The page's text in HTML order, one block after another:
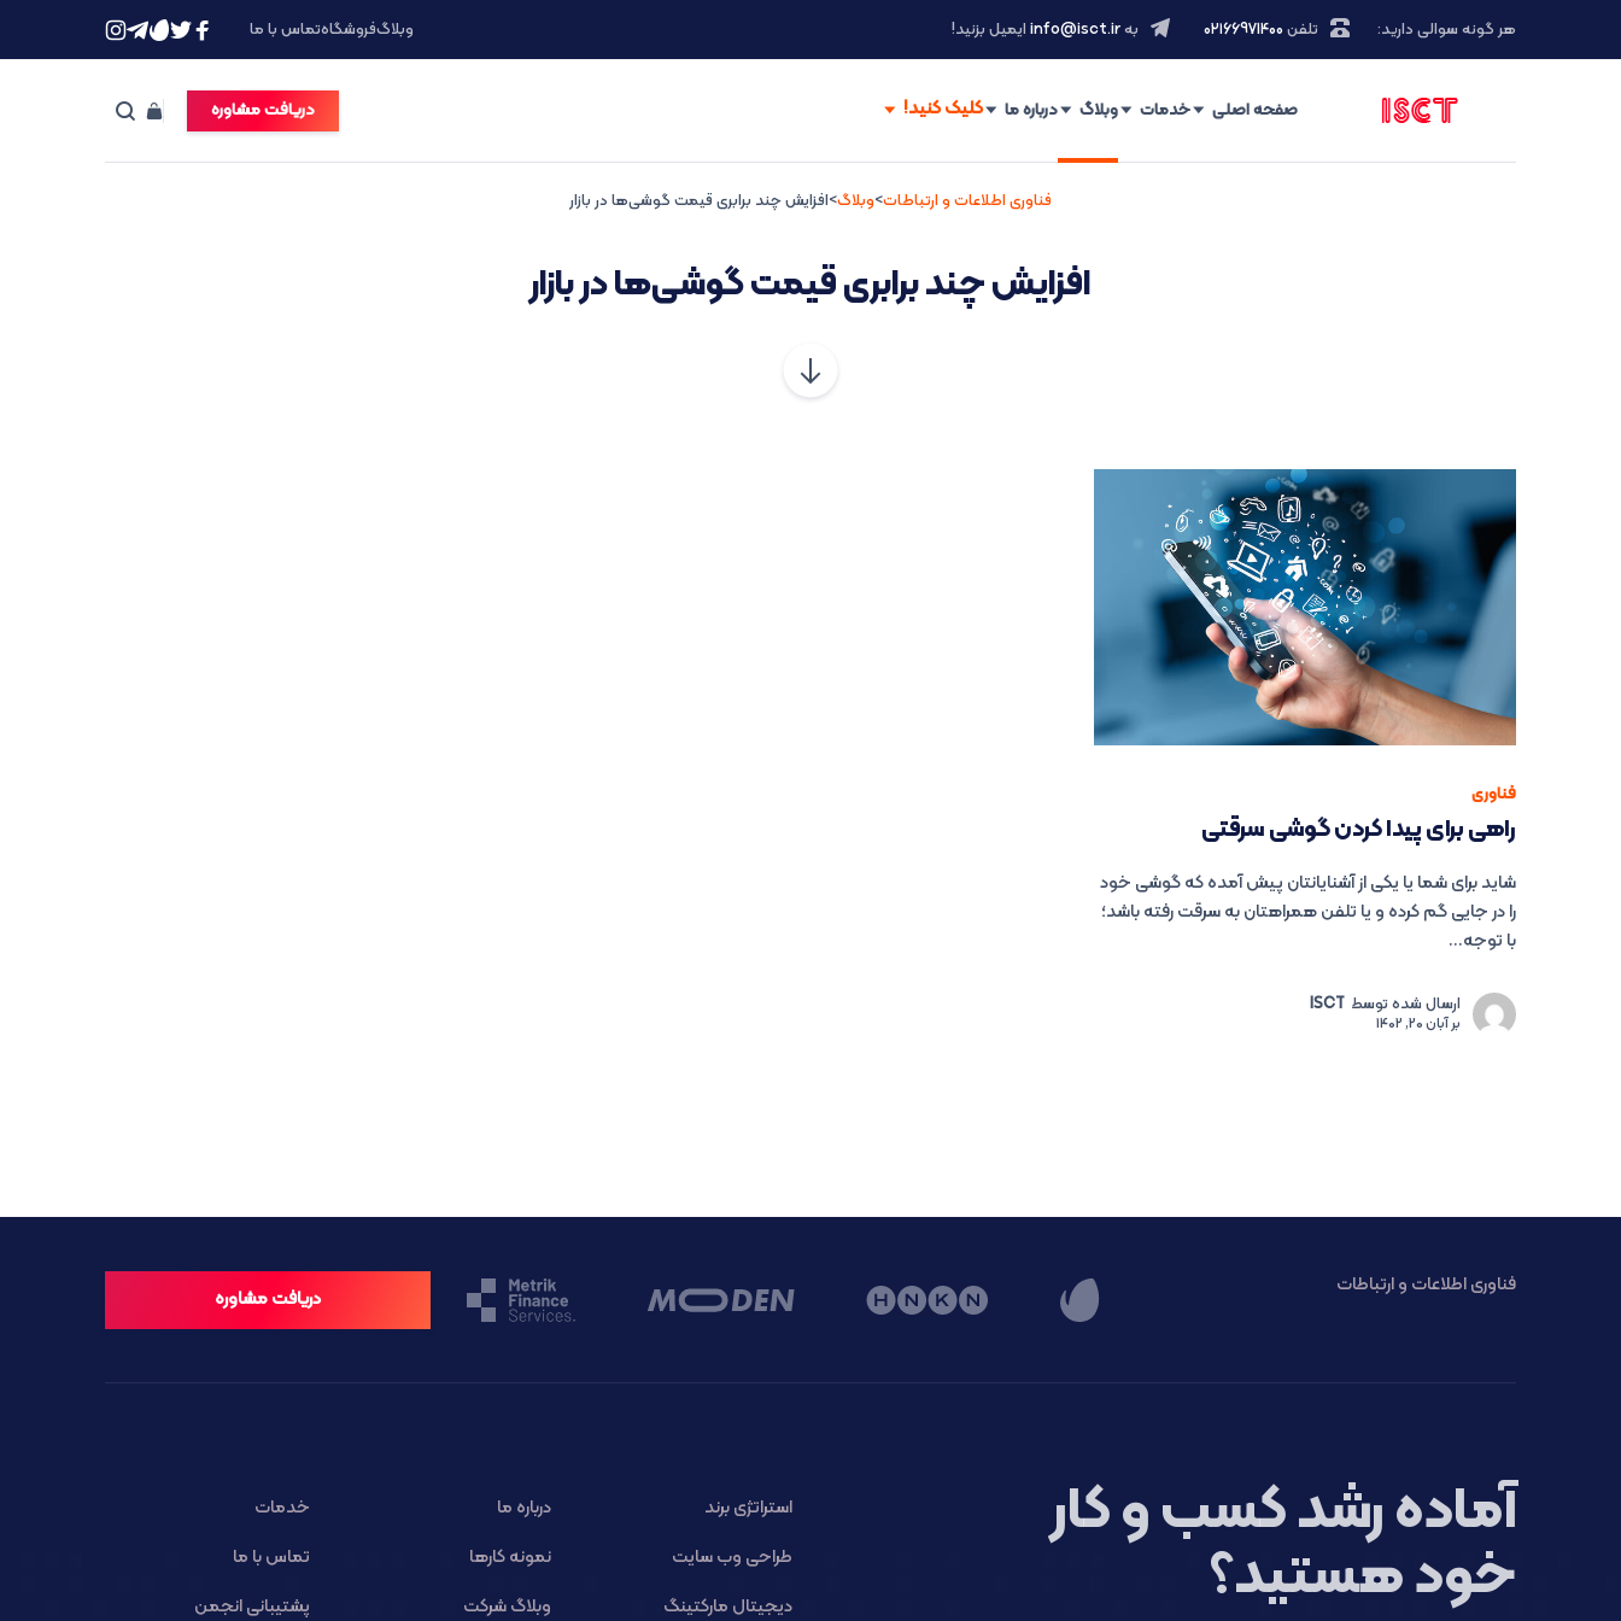
هر گونه سوالی دارید: تلفن ۰۲۱66971400 بهinfo@isct.ir ایمیل بزنید! وبلاگفروشگاهتماس با ما
صفحه اصلی خدمات وبلاگ درباره ما دریافت مشاوره
فناوری اطلاعات و ارتباطات>وبلاگ>افزایش چند برابری قیمت گوشی‌ها در بازار
افزایش چند برابری قیمت گوشی‌ها در بازار
فناوری
راهی برای پیدا کردن گوشی سرقتی
شاید برای شما یا یکی از آشنایانتان پیش آمده که گوشی خود
را در جایی گم کرده و یا تلفن همراهتان به سرقت رفته باشد؛
با توجه...
ارسال شده توسط ISCT
برآبان 20, 1402
فناوری اطلاعات و ارتباطات
دریافت مشاوره
آماده رشد کسب و کار
خود هستید؟
استراتژی برند درباره ما
خدمات
طراحی وب سایت
نمونه کارها
تماس با ما
دیجیتال مارکتینگ
وبلاگ شرکت پشتیبانی انجمن